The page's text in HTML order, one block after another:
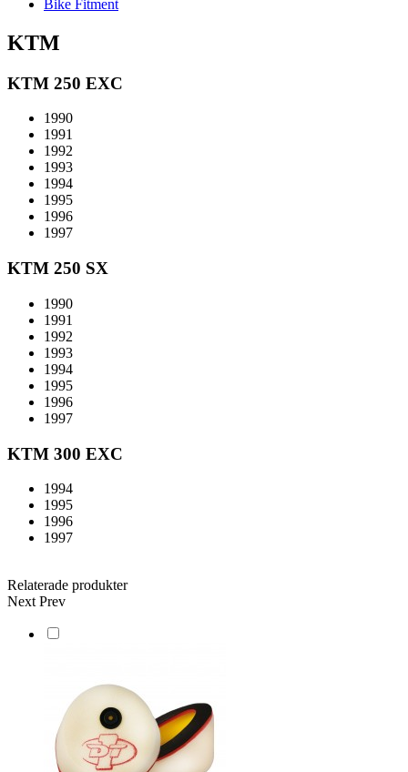
Bike Fitment
KTM
KTM 250 EXC
1990
1991
1992
1993
1994
1995
1996
1997
KTM 250 SX
1990
1991
1992
1993
1994
1995
1996
1997
KTM 300 EXC
1994
1995
1996
1997
Relaterade produkter
Next Prev